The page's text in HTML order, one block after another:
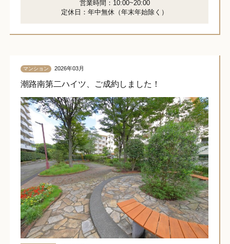
営業時間：10:00~20:00
定休日：年中無休（年末年始除く）
マンション 2026年03月
潮路南第二ハイツ、ご成約しました！